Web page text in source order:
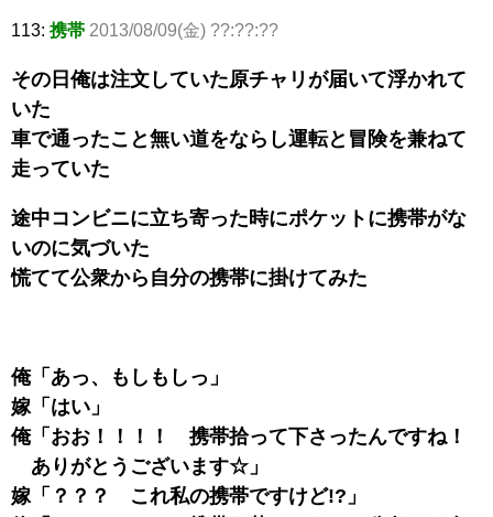
113: 携帯 2013/08/09(金) ??:??:??
その日俺は注文していた原チャリが届いて浮かれて
いた
車で通ったこと無い道をならし運転と冒険を兼ねて
走っていた
途中コンビニに立ち寄った時にポケットに携帯がな
いのに気づいた
慌てて公衆から自分の携帯に掛けてみた
俺「あっ、もしもしっ」
嫁「はい」
俺「おお！！！！ 携帯拾って下さったんですね！
ありがとうございます☆」
嫁「？？？ これ私の携帯ですけど!?」